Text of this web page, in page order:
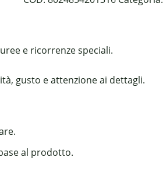
e ricorrenze speciali.
gusto e attenzione ai dettagli.
al prodotto.